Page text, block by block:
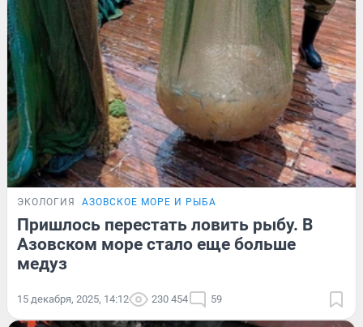
ЭКОЛОГИЯ АЗОВСКОЕ МОРЕ И РЫБА
Пришлось перестать ловить рыбу. В
Азовском море стало еще больше
медуз
15 декабря, 2025, 14:12 230 454 59